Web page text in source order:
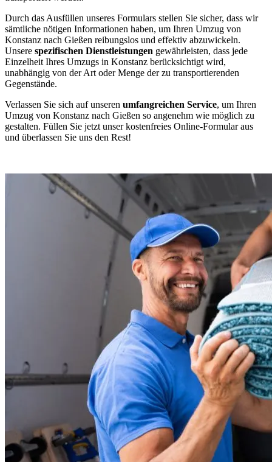
Durch das Ausfüllen unseres Formulars stellen Sie sicher, dass wir
sämtliche nötigen Informationen haben, um Ihren Umzug von
Konstanz nach Gießen reibungslos und effektiv abzuwickeln.
Unsere spezifischen Dienstleistungen gewährleisten, dass jede
Einzelheit Ihres Umzugs in Konstanz berücksichtigt wird,
unabhängig von der Art oder Menge der zu transportierenden
Gegenstände.
Verlassen Sie sich auf unseren umfangreichen Service, um Ihren
Umzug von Konstanz nach Gießen so angenehm wie möglich zu
gestalten. Füllen Sie jetzt unser kostenfreies Online-Formular aus
und überlassen Sie uns den Rest!